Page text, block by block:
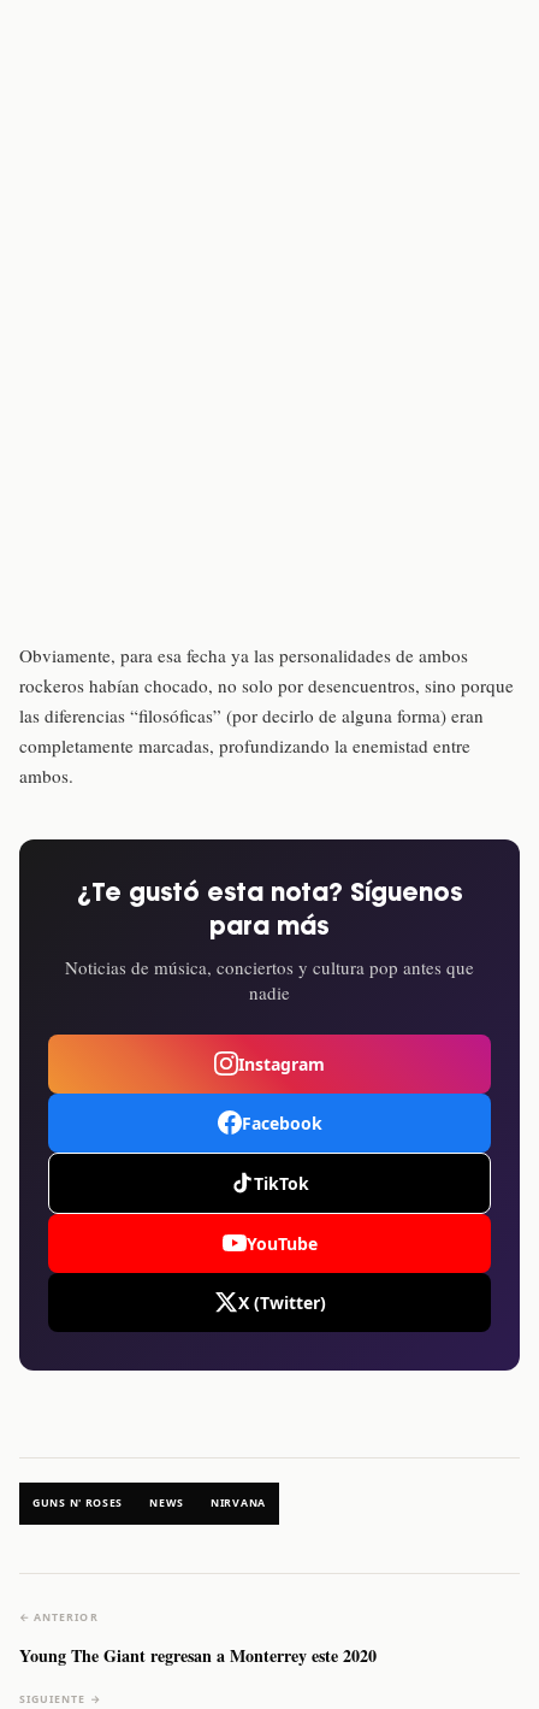
Obviamente, para esa fecha ya las personalidades de ambos
rockeros habían chocado, no solo por desencuentros, sino porque
las diferencias “filosóficas” (por decirlo de alguna forma) eran
completamente marcadas, profundizando la enemistad entre
ambos.
¿Te gustó esta nota? Síguenos
para más
Noticias de música, conciertos y cultura pop antes que
nadie
Instagram
Facebook
TikTok
YouTube
X (Twitter)
GUNS N' ROSES NEWS NIRVANA
← ANTERIOR
Young The Giant regresan a Monterrey este 2020
SIGUIENTE →